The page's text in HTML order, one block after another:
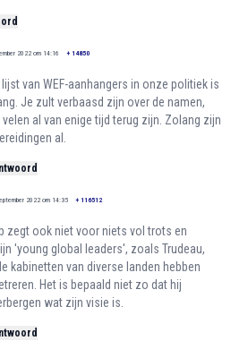
2022 om 14:16 + 14850
lijst van WEF-aanhangers in onze politiek is
Je zult verbaasd zijn over de namen,
al van enige tijd terug zijn. Zolang zijn
al.
2022 om 14:35 + 116512
zegt ook niet voor niets vol trots en
'young global leaders', zoals Trudeau,
kabinetten van diverse landen hebben
Het is bepaald niet zo dat hij
wat zijn visie is.